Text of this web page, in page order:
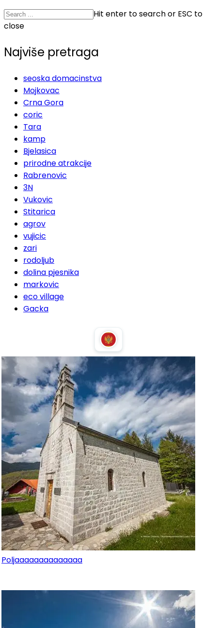
Hit enter to search or ESC to
close
Najviše pretraga
seoska domacinstva
Mojkovac
Crna Gora
coric
Tara
kamp
Bjelasica
prirodne atrakcije
Rabrenovic
3N
Vukovic
Stitarica
agrov
vujicic
zari
rodoljub
dolina pjesnika
markovic
eco village
Gacka
Poljaaaaaaaaaaaaaa